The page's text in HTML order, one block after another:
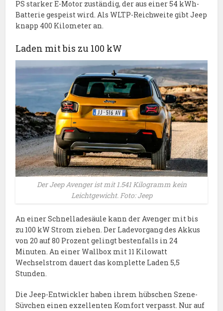
PS starker E-Motor zuständig, der aus einer 54 kWh-
Batterie gespeist wird. Als WLTP-Reichweite gibt Jeep
knapp 400 Kilometer an.
Laden mit bis zu 100 kW
Der Jeep Avenger ist mit 1.541 Kilogramm kein
Leichtgewicht. Foto: Jeep
An einer Schnelladesäule kann der Avenger mit bis
zu 100 kW Strom ziehen. Der Ladevorgang des Akkus
von 20 auf 80 Prozent gelingt bestenfalls in 24
Minuten. An einer Wallbox mit 11 Kilowatt
Wechselstrom dauert das komplette Laden 5,5
Stunden.
Die Jeep-Entwickler haben ihrem hübschen Szene-
Süvchen einen exzellenten Komfort verpasst. Nur auf